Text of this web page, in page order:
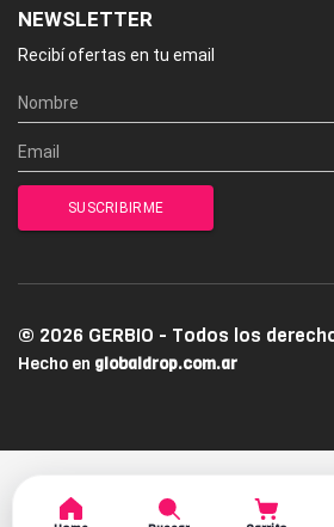
NEWSLETTER
Recibí ofertas en tu email
© 2026 GERBIO - Todos los
Hecho en globaldrop.com.ar